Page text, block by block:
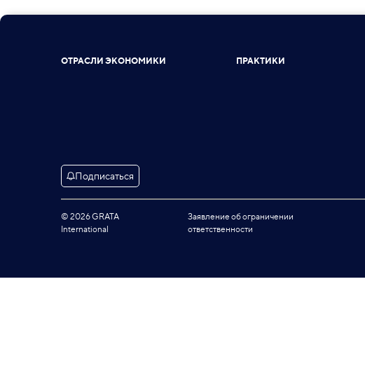
ОТРАСЛИ ЭКОНОМИКИ ПРАКТИКИ
Подписаться
© 2026 GRATA
International
Заявление об ограничении
ответственности